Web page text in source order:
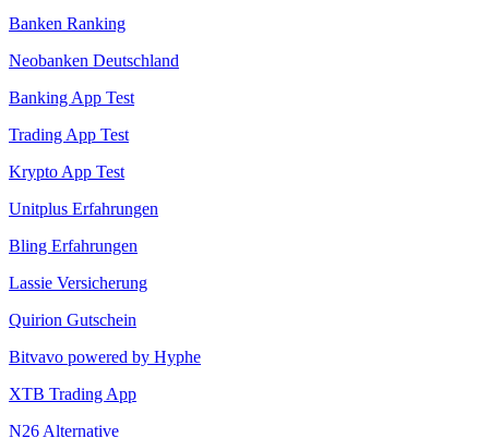
Banken Ranking
Neobanken Deutschland
Banking App Test
Trading App Test
Krypto App Test
Unitplus Erfahrungen
Bling Erfahrungen
Lassie Versicherung
Quirion Gutschein
Bitvavo powered by Hyphe
XTB Trading App
N26 Alternative